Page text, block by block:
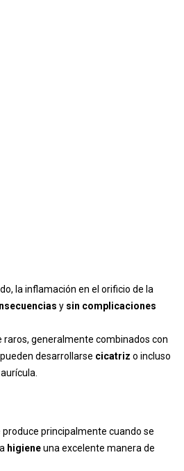
la inflamación en el orificio de la
y sin complicaciones
raros, generalmente combinados con
desarrollarse cicatriz o incluso
produce principalmente cuando se
higieneuna excelente manera de